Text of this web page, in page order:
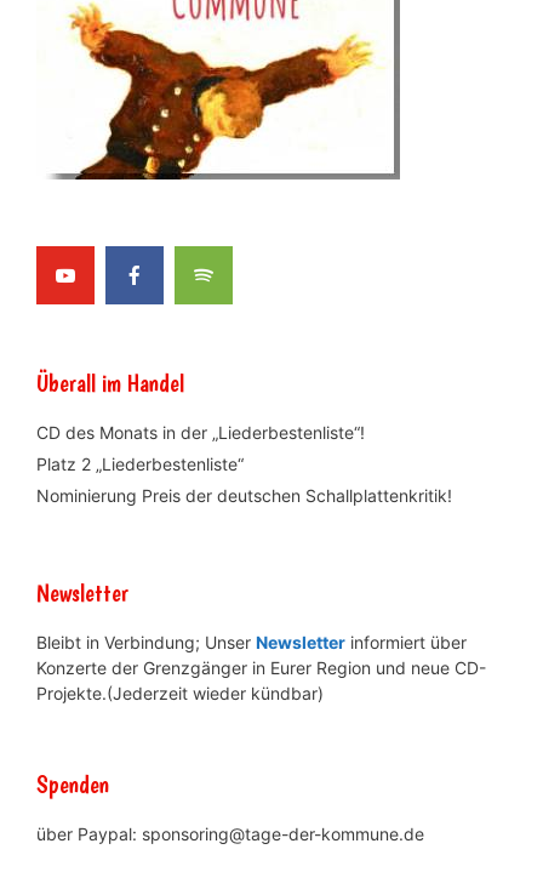
Überall im Handel
CD des Monats in der „Liederbestenliste“!
Platz 2 „Liederbestenliste“
Nominierung Preis der deutschen Schallplattenkritik!
Newsletter
Bleibt in Verbindung; Unser Newsletter informiert über
Konzerte der Grenzgänger in Eurer Region und neue CD-
Projekte.(Jederzeit wieder kündbar)
Spenden
über Paypal: sponsoring@tage-der-kommune.de